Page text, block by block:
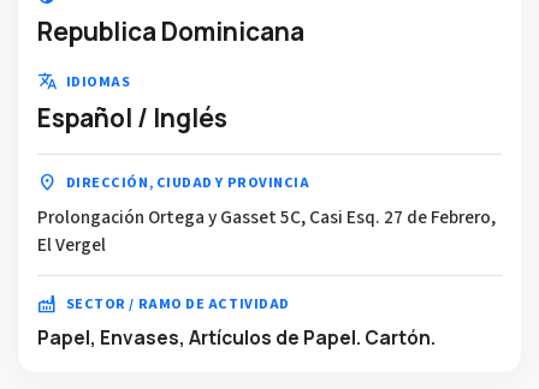
Republica Dominicana
translate IDIOMAS
Español / Inglés
location_on DIRECCIÓN, CIUDAD Y PROVINCIA
Prolongación Ortega y Gasset 5C, Casi Esq. 27 de Febrero,
El Vergel
factory SECTOR / RAMO DE ACTIVIDAD
Papel, Envases, Artículos de Papel. Cartón.